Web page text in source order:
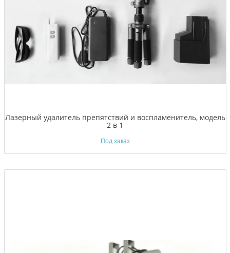
Лазерный удалитель препятствий и воспламенитель, модель
2 в 1
Под заказ